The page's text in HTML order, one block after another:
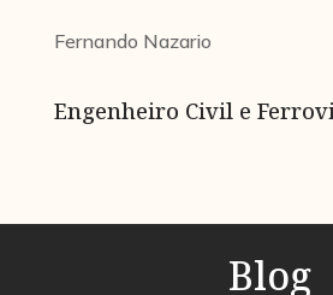
Fernando Nazario
Engenheiro Civil e
Blog